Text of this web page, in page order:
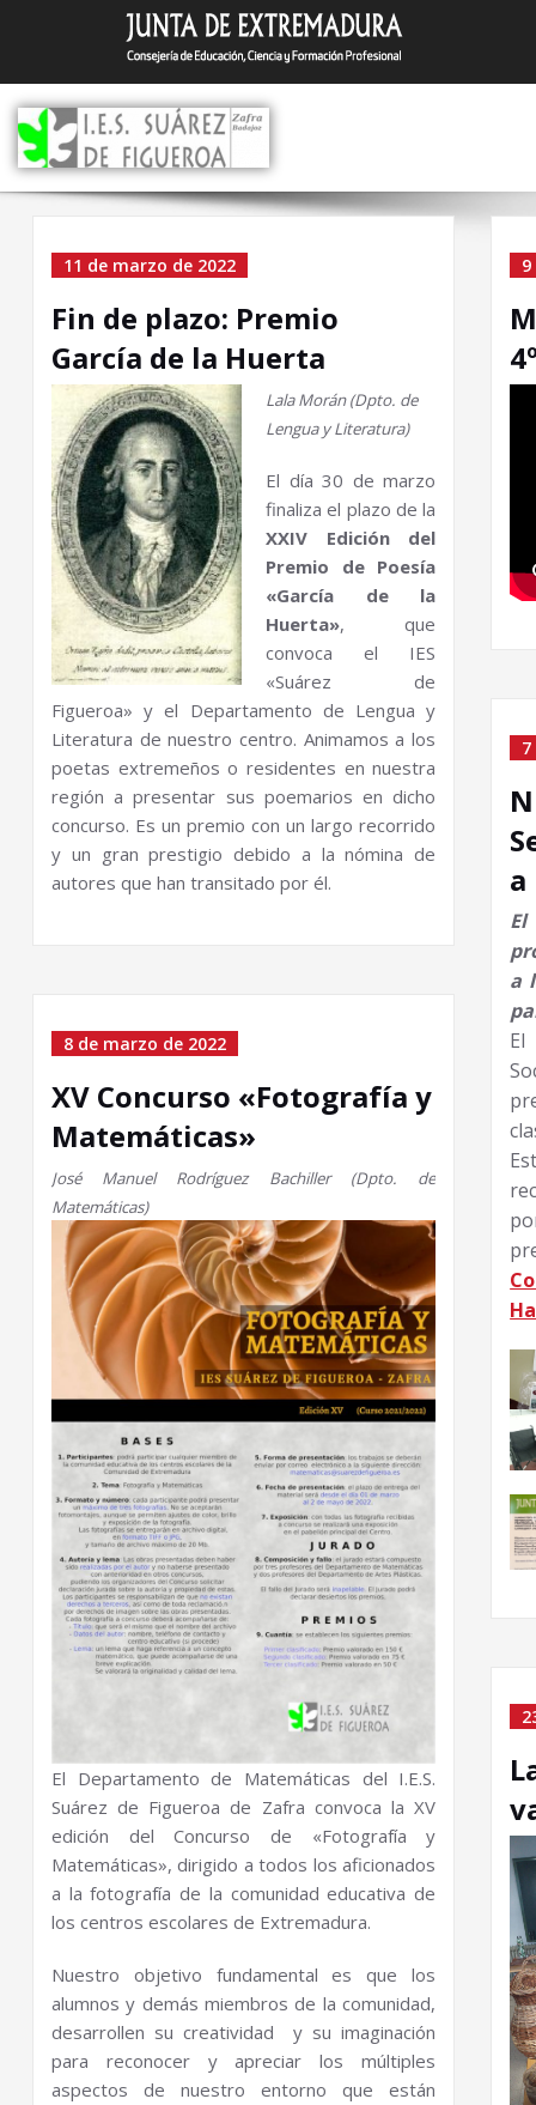
Saltar
contenido
Home
11 de marzo de 2022
Fin de plazo: Premio
García de la Huerta
Lala Morán (Dpto. de
Lengua y Literatura)
El día 30 de marzo
finaliza el plazo de la
XXIV Edición del
Premio de Poesía
«García de la
Huerta», que
convoca el IES
«Suárez de
Figueroa» y el Departamento de Lengua y
Literatura de nuestro centro. Animamos a los
poetas extremeños o residentes en nuestra
región a presentar sus poemarios en dicho
concurso. Es un premio con un largo recorrido
y un gran prestigio debido a la nómina de
autores que han transitado por él.
8 de marzo de 2022
XV Concurso «Fotografía y
Matemáticas»
José Manuel Rodríguez Bachiller (Dpto. de
Matemáticas)
El Departamento de Matemáticas del I.E.S.
Suárez de Figueroa de Zafra convoca la XV
edición del Concurso de «Fotografía y
Matemáticas», dirigido a todos los aficionados
a la fotografía de la comunidad educativa de
los centros escolares de Extremadura.
Nuestro objetivo fundamental es que los
alumnos y demás miembros de la comunidad,
desarrollen su creatividad y su imaginación
para reconocer y apreciar los múltiples
aspectos de nuestro entorno que están
a
a